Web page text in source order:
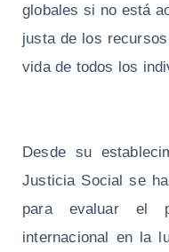
globales si no está
justa de los
vida de todos los
Desde su
Justicia Social se
para evaluar el
internacional en la